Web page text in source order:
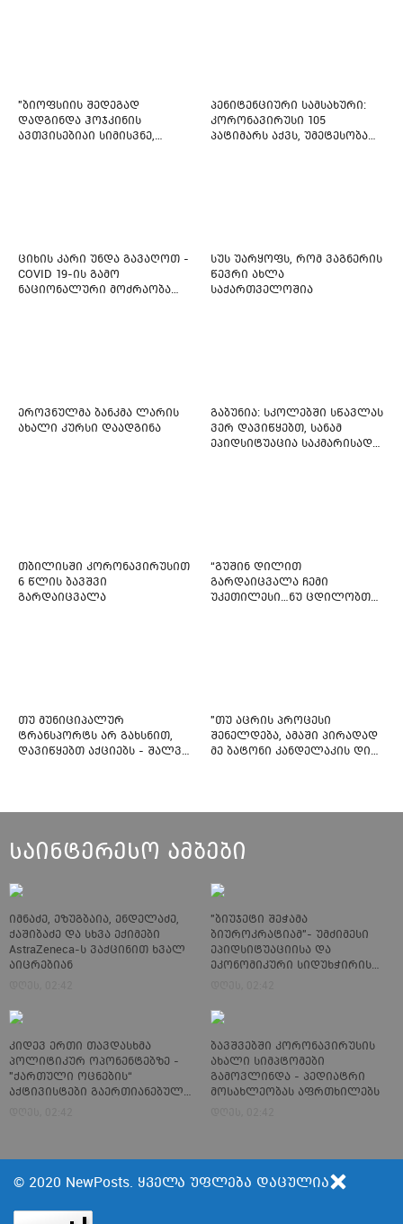
"ბიოფსიის შედეგად
დადგინდა ჰოჯკინის
ავთვისებიაი სიმისვნე,
პენიტენციური სამსახური:
კორონავირუსი 105
პატიმარს აქვს, უმეტესობა
ციხის კარი უნდა გავაღოთ -
COVID 19-ის გამო
ნაციონალური მოძრაობა
სუს უარყოფს, რომ ვაგნერის
წევრი ახლა
საქართველოშია
ეროვნულმა ბანკმა ლარის
ახალი კურსი დაადგინა
გაბუნია: სკოლებში სწავლას
ვერ დავიწყებთ, სანამ
ეპიდსიტუაცია საკმარისად
თბილისში კორონავირუსით
6 წლის ბავშვი
გარდაიცვალა
“გუშინ დილით
გარდაიცვალა ჩემი
უკეთილესი…ნუ ცდილობთ
თუ მუნიციპალურ
ტრანსპორტს არ გახსნით,
დავიწყებთ აქციებს - შალვა
"თუ აცრის პროცესი
შენელდება, ამაში პირადად
მე ბატონი კანდელაკის დიდ
საინტერესო ამბები
იმნაძე, ეზუგბაია, ენდელაძე,
ქაშიბაძე და სხვა ექიმები
AstraZeneca-ს ვაქცინით ხვალ
აიცრებიან
"ბიუჯეტი შეჭამა
ბიუროკრატიამ"- უმძიმესი
ეპიდსიტუაციისა და
ეკონომიკური სიდუხჭირის
ხელფასებს ზრდის
კიდევ ერთი თავდასხმა
პოლიტიკურ ოპონენტებზე -
"ქართული ოცნების“
აქტივისტები გაერთიანებული
ბავშვებში კორონავირუსის
ახალი სიმპტომები
გამოვლინდა - პედიატრი
მოსახლეობას აფრთხილებს
© 2020 NewPosts. ყველა უფლება დაცულია